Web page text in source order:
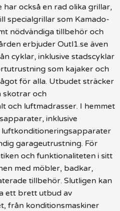
också en rad olika grillar,
specialgrillar som Kamado-
nödvändiga tillbehör och
erbjuder Outl1.se även
cyklar, inklusive stadscyklar
som kajaker och
för alla. Utbudet sträcker
skotrar och
och luftmadrasser. I hemmet
inklusive
garageutrustning. För
och funktionaliteten i sitt
med möbler, badkar,
tillbehör. Slutligen kan
ett brett utbud av
från konditionsmaskiner